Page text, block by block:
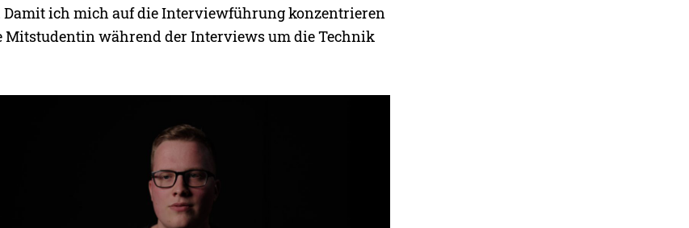
ich mich auf die Interviewführung konzentrieren
Mitstudentin während der Interviews um die Technik